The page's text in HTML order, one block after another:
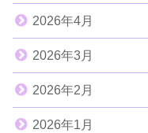
2026年4月
2026年3月
2026年2月
2026年1月